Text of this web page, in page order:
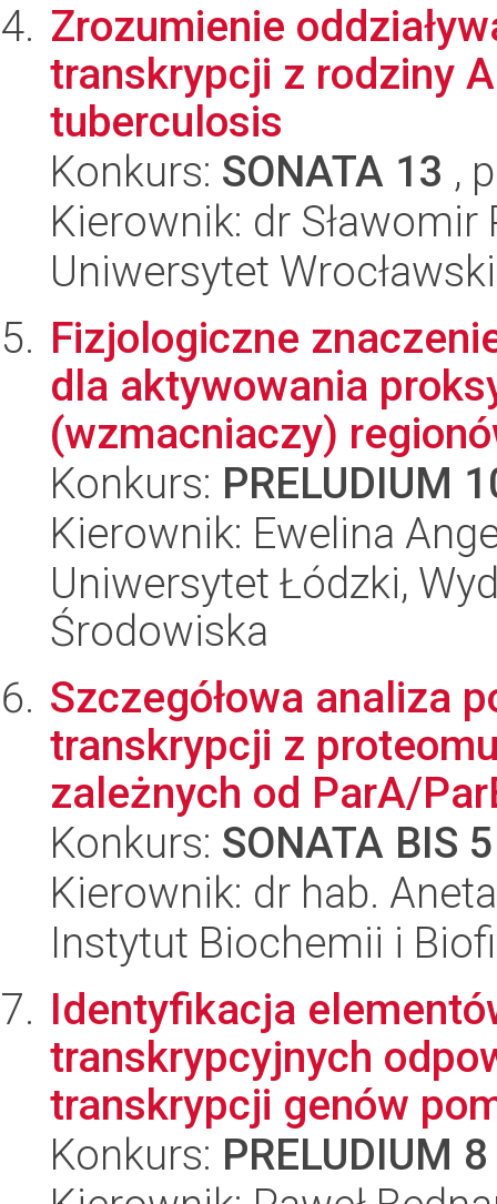
Zrozumienie
transkrypcji z rodziny
tuberculosis
Konkurs: SONATA 13 ,
Kierownik: dr Sławomir
Uniwersytet
Fizjologiczne
dla aktywowania
(wzmacniaczy)
Konkurs: PRELUDIUM
Kierownik: Ewelina
Uniwersytet Łódzki,
Środowiska
Szczegółowa analiza
transkrypcji z
zależnych od ParA/
Konkurs: SONATA BIS 5
Kierownik: dr hab.
Instytut Biochemii i
Identyfikacja
transkrypcyjnych
transkrypcji genów
Konkurs: PRELUDIUM 8